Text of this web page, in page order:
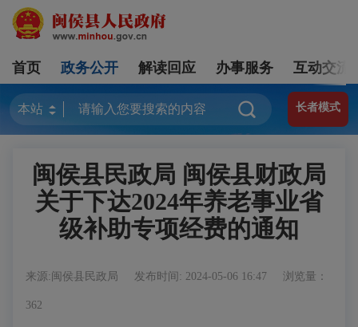
首页 政务公开 解读回应 办事服务 互动交流
长者模式
闽侯县民政局 闽侯县财政局
关于下达2024年养老事业省
级补助专项经费的通知
来源:闽侯县民政局 发布时间: 2024-05-06 16:47 浏览量：
362